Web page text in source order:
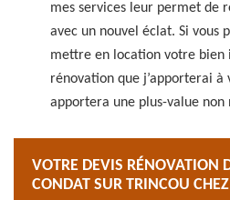
mes services leur permet de
avec un nouvel éclat. Si vous
mettre en location votre bien
rénovation que j’apporterai
apportera une plus-value non
VOTRE DEVIS RÉNOVATION
CONDAT SUR TRINCOU